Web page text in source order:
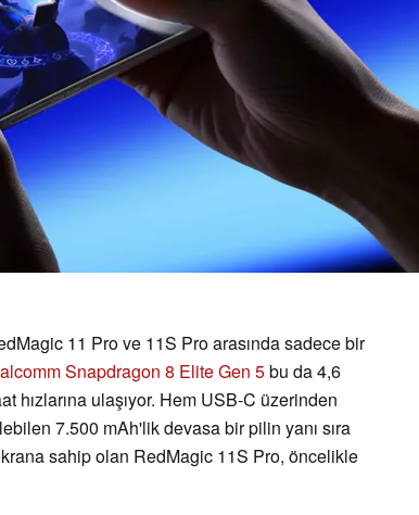
11 Pro ve 11S Pro arasında sadece bir
Snapdragon 8 Elite Gen 5bu da 4,6
hızlarına ulaşıyor. Hem USB-C üzerinden
7.500 mAh'lik devasa bir pilin yanı sıra
sahip olan RedMagic 11S Pro, öncelikle